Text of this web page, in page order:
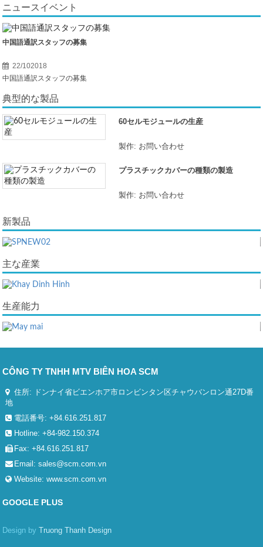
ニュースイベント
中国語通訳スタッフの募集
22/102018
中国語通訳スタッフの募集
典型的な製品
60セルモジュールの生産
製作: お問い合わせ
プラスチックカバーの種類の製造
製作: お問い合わせ
新製品
主な産業
生産能力
CÔNG TY TNHH MTV BIÊN HOA SCM
住所: ドンナイ省ビエンホア市ロンビンタン区チャウバンロン通27D番
地
電話番号: +84.616.251.817
Hotline: +84-982.150.374
Fax: +84.616.251.817
Email:sales@scm.com.vn
Website:www.scm.com.vn
GOOGLE PLUS
Design byTruong Thanh Design